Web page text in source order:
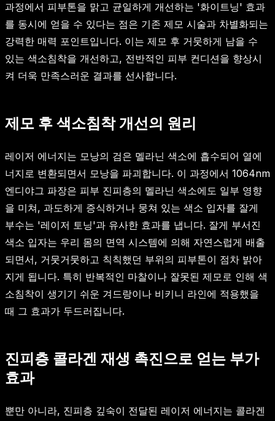
과정에서 피부톤을 맑고 균일하게 개선하는 '화이트닝' 효과
를 동시에 얻을 수 있다는 점은 기존 제모 시술과 차별화되는
강력한 매력 포인트입니다. 이는 제모 후 거뭇하게 남을 수
있는 색소침착을 개선하고, 전반적인 피부 컨디션을 향상시
켜 더욱 만족스러운 결과를 선사합니다.
제모 후 색소침착 개선의 원리
레이저 에너지는 모낭의 검은 멜라닌 색소에 흡수되어 열에
너지로 변환되면서 모낭을 파괴합니다. 이 과정에서 1064nm
엔디야그 파장은 피부 진피층의 멜라닌 색소에도 일부 영향
을 미쳐, 과도하게 증식하거나 뭉쳐 있는 색소 입자를 잘게
부수는 '레이저 토닝'과 유사한 효과를 냅니다. 잘게 부서진
색소 입자는 우리 몸의 면역 시스템에 의해 자연스럽게 배출
되면서, 거뭇거뭇하고 칙칙했던 부위의 피부톤이 점차 밝아
지게 됩니다. 특히 반복적인 마찰이나 잘못된 제모로 인해 색
소침착이 생기기 쉬운 겨드랑이나 비키니 라인에 적용했을
때 그 효과가 두드러집니다.
진피층 콜라겐 재생 촉진으로 얻는 부가
효과
뿐만 아니라, 진피층 깊숙이 전달된 레이저 에너지는 콜라겐